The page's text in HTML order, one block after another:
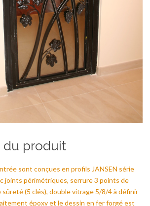
du produit
sont conçues en profils JANSEN série
joints périmétriques, serrure 3 points de
(5 clés), double vitrage 5/8/4 à définir
époxy et le dessin en fer forgé est